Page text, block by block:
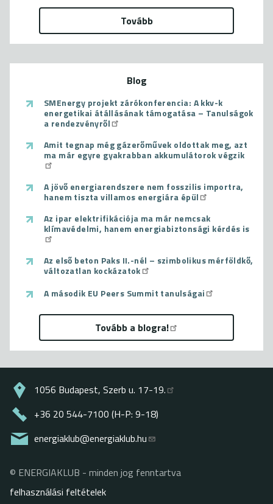
Tovább
Blog
SMEnergy projekt zárókonferencia: A kkv-k
energetikai átállásának támogatása – Tanulságok
a rendezvényről
Amit tegnap még gázerőművek oldottak meg, azt
ma már egyre gyakrabban akkumulátorok végzik
A jövő energiarendszere nem fosszilis importra,
hanem tiszta villamos energiára épül
Az ipar elektrifikációja ma már nemcsak
klímavédelmi, hanem energiabiztonsági kérdés is
Az első beton Paks II.-nél – szimbolikus mérföldkő,
változatlan kockázatok
A második EU Peers Summit tanulságai
Tovább a blogra!
1056 Budapest, Szerb u. 17-19.
+36 20 544-7100 (H-P: 9-18)
energiaklub@energiaklub.hu
Lábléc
© ENERGIAKLUB - minden jog fenntartva
felhasználási feltételek